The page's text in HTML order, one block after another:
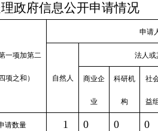
政府信息公开申请情况
一项加第二
项之和）
申请
自然人
法人或
商业企
业
科研机
构
社
益
请数量 1 0 0 0